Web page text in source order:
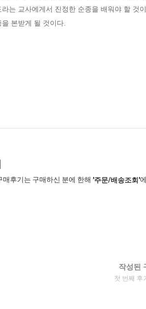
는 교사에게서 진정한 순종을 배워야 할 것
본받게 될 것이다.
매후기는 구매하신 분에 한해 '주문/배송조회'
작성된
첫 번째 후